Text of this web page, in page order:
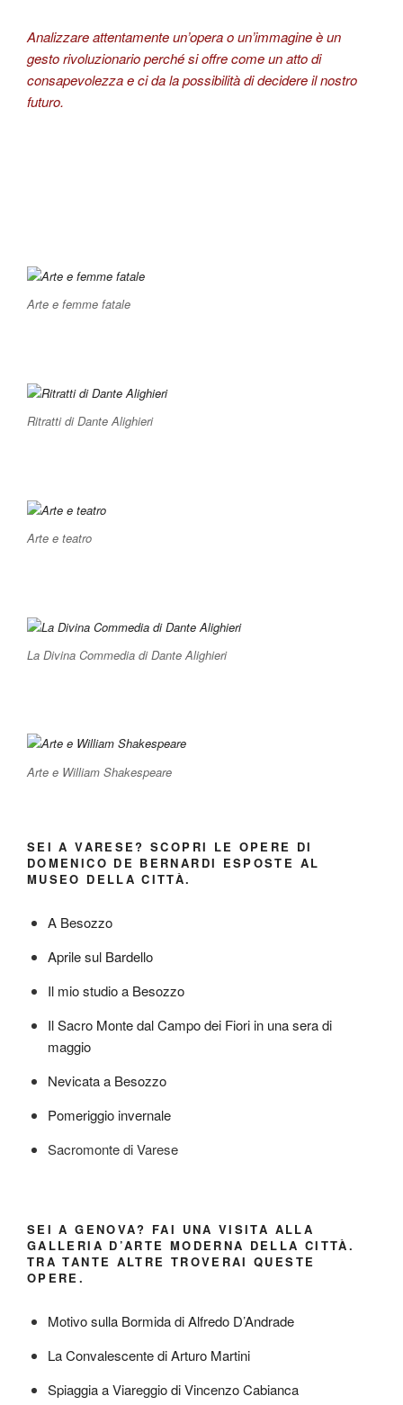
Analizzare attentamente un’opera o un’immagine è un
gesto rivoluzionario perché si offre come un atto di
consapevolezza e ci da la possibilità di decidere il nostro
futuro.
Arte e femme fatale
Ritratti di Dante Alighieri
Arte e teatro
La Divina Commedia di Dante Alighieri
Arte e William Shakespeare
SEI A VARESE? SCOPRI LE OPERE DI
DOMENICO DE BERNARDI ESPOSTE AL
MUSEO DELLA CITTÀ.
A Besozzo
Aprile sul Bardello
Il mio studio a Besozzo
Il Sacro Monte dal Campo dei Fiori in una sera di
maggio
Nevicata a Besozzo
Pomeriggio invernale
Sacromonte di Varese
SEI A GENOVA? FAI UNA VISITA ALLA
GALLERIA D’ARTE MODERNA DELLA CITTÀ.
TRA TANTE ALTRE TROVERAI QUESTE
OPERE.
Motivo sulla Bormida di Alfredo D’Andrade
La Convalescente di Arturo Martini
Spiaggia a Viareggio di Vincenzo Cabianca